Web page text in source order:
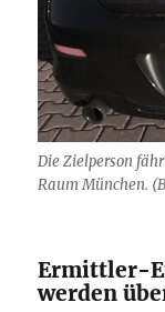
Die Zielperson
Raum München.
Ermittler-
werden